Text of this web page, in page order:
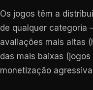
Os jogos têm a
de qualquer categoria
avaliações mais altas
das mais baixas
monetização